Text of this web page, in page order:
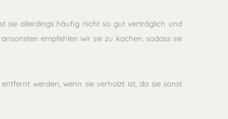
sie allerdings häufig nicht so gut verträglich und
empfehlen wir sie zu kochen, sodass sie
werden, wenn sie verholzt ist, da sie sonst